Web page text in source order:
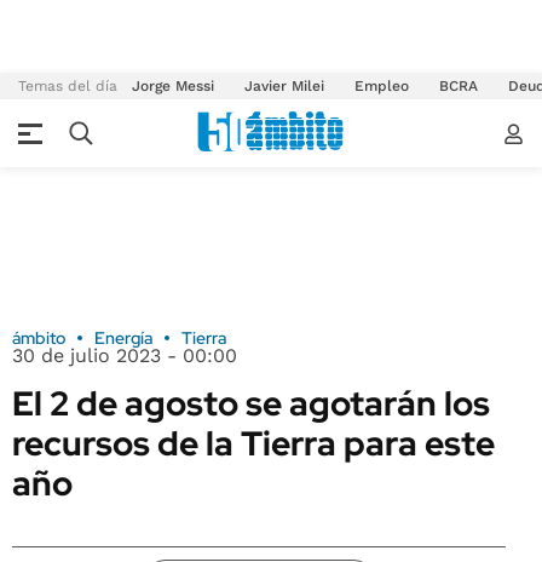
Temas del día Jorge Messi Javier Milei Empleo BCRA
ámbito Energía Tierra
30 de julio 2023 - 00:00
El 2 de agosto se agotarán los
recursos de la Tierra para este
año